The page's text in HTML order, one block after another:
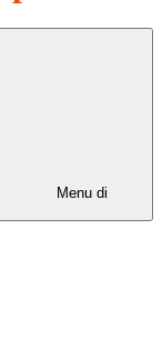
Menu di